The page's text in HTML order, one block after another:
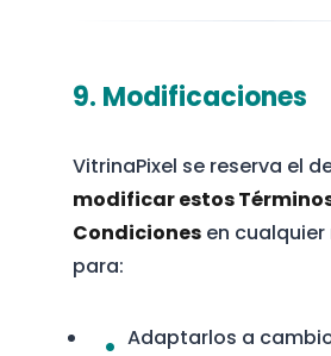
9. Modificaciones
VitrinaPixel se reserva el
modificar estos
Condicionesen
para:
Adaptarlos a